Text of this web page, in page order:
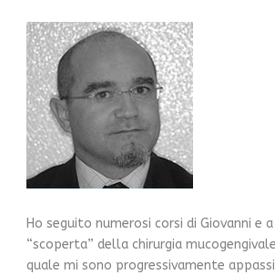
Ho seguito numerosi corsi di Giovanni e
“scoperta” della chirurgia
quale mi sono progressivamente